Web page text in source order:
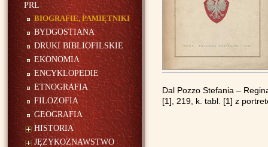
PRL
BIOGRAFIE, PAMIĘTNIKI
BYDGOSTIANA
DRUKI BIBLIOFILSKIE
EKONOMIA
ENCYKLOPEDIE
ETNOGRAFIA
FILOZOFIA
GEOGRAFIA
HISTORIA
JĘZYKOZNAWSTWO
Dal Pozzo Stefania –
[1], 219, k. tabl. [1] z